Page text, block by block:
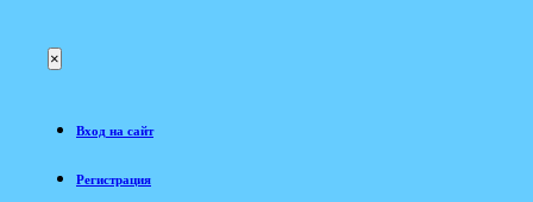
×
Вход на сайт
Регистрация